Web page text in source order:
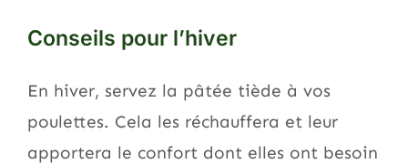
Conseils pour l’hiver
En hiver, servez la pâtée tiède à vos
poulettes. Cela les réchauffera et leur
apportera le confort dont elles ont besoin